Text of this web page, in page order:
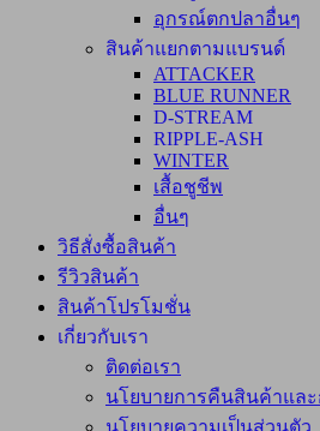
อุกรณ์ตกปลาอื่นๆ
สินค้าแยกตามแบรนด์
ATTACKER
BLUE RUNNER
D-STREAM
RIPPLE-ASH
WINTER
เสื้อชูชีพ
อื่นๆ
วิธีสั่งซื้อสินค้า
รีวิวสินค้า
สินค้าโปรโมชั่น
เกี่ยวกับเรา
ติดต่อเรา
นโยบายการคืนสินค้าและ
นโยบายความเป็นส่วนตัว